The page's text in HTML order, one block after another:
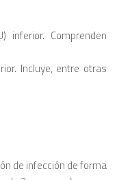
inferior. Comprenden
Incluye, entre otras
de infección de forma